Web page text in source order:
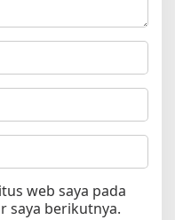
web saya pada
saya berikutnya.